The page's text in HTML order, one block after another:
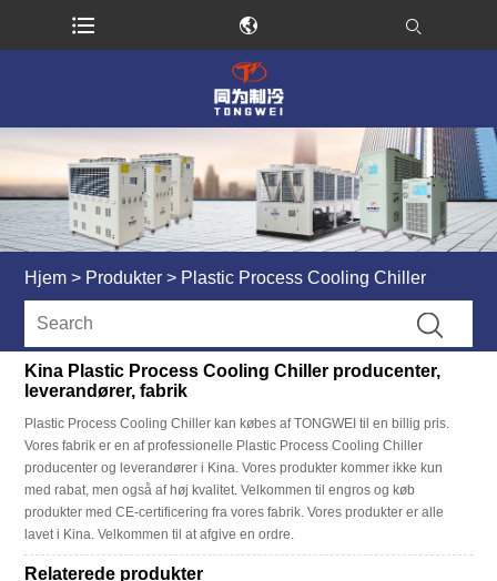
Hjem > Produkter > Plastic Process Cooling Chiller
Kina Plastic Process Cooling Chiller producenter,
leverandører, fabrik
Plastic Process Cooling Chiller kan købes af TONGWEI til en billig pris.
Vores fabrik er en af ​​professionelle Plastic Process Cooling Chiller
producenter og leverandører i Kina. Vores produkter kommer ikke kun
med rabat, men også af høj kvalitet. Velkommen til engros og køb
produkter med CE-certificering fra vores fabrik. Vores produkter er alle
lavet i Kina. Velkommen til at afgive en ordre.
Relaterede produkter